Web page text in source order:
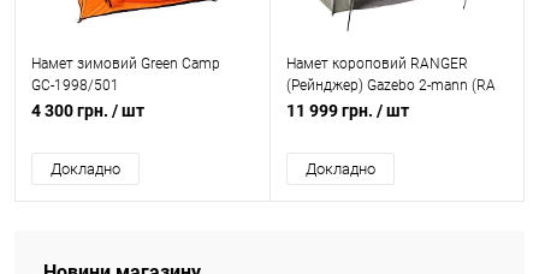
Намет зимовий Green Camp
GС-1998/501
4 300 грн. / шт
Докладно
Намет короповий RANGER
(Рейнджер) Gazebo 2-mann (RA
6663)
11 999 грн. / шт
Докладно